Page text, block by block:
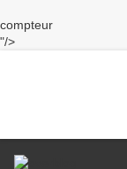
compteur
"/>